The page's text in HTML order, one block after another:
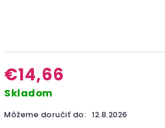
€14,66
Skladom
Môžeme doručiť do: 12.8.2026